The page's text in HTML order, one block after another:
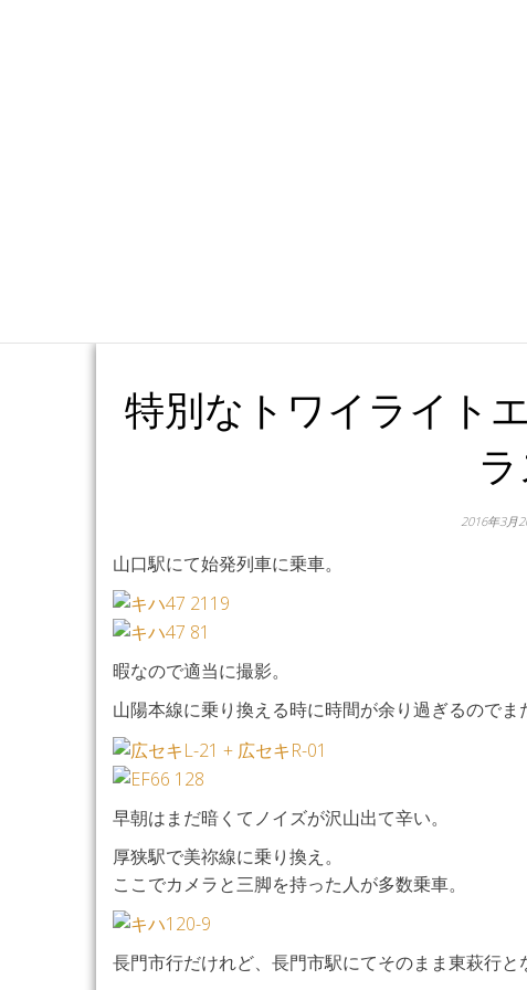
特別なトワイライト
2016年3月
山口駅にて始発列車に乗車。
暇なので適当に撮影。
山陽本線に乗り換える時に時間が余り過ぎるのでま
早朝はまだ暗くてノイズが沢山出て辛い。
厚狭駅で美祢線に乗り換え。
ここでカメラと三脚を持った人が多数乗車。
長門市行だけれど、長門市駅にてそのまま東萩行と